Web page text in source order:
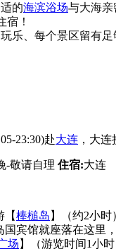
的海滨浴场与大海亲
宿！
、每个景区留有足
23:30)赴大连 ，大
-敬请自理 住宿:大连
【棒槌岛 】（约2小
宾馆就座落在这里
场 】（游览时间1小